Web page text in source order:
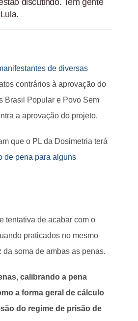
discutindo. Tem gente
de diversas
contrários à aprovação do
Brasil Popular e Povo Sem
a aprovação do projeto.
que o PL da Dosimetria terá
de pena para alguns
tentativa de acabar com o
praticados no mesmo
soma de ambas as penas.
calibrando a pena
a forma geral de cálculo
do regime de prisão de